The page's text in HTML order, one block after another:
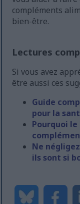
compléments
bien-être.
Lectures
Si vous avez
être aussi ces
Guide
pour la
Pourquoi
Ne
ils sont si